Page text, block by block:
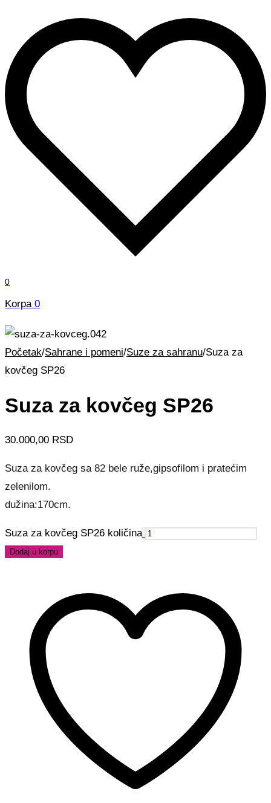
0
Korpa 0
Početak/Sahrane i pomeni/Suze za sahranu/Suza za
kovčeg SP26
Suza za kovčeg SP26
30.000,00 RSD
Suza za kovčeg sa 82 bele ruže,gipsofilom i pratećim
zelenilom.
dužina:170cm.
Suza za kovčeg SP26 količina
Dodaj u korpu